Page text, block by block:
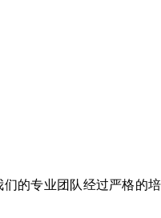
的专业团队经过严格的培